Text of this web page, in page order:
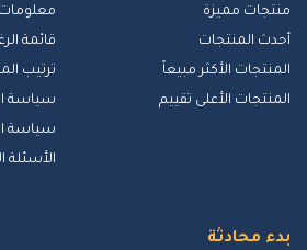
منتجات مميزة
أحدث المنتجات
المنتجات الأكثر مبيعاً
المنتجات الأعلى تقييم
قائمة
ترتيب
سياسة
سياسة
الأسئلة
بدء محادثة